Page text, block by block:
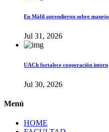
En Máfil aprendieron sobre manejo
Jul 31, 2026
UACh fortalece cooperación intern
Jul 30, 2026
Menú
HOME